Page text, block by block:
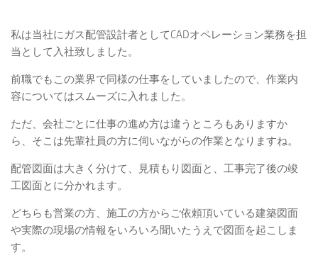
私は当社にガス配管設計者としてCADオペレーション業務を担
当として入社致しました。
前職でもこの業界で同様の仕事をしていましたので、作業内
容についてはスムーズに入れました。
ただ、会社ごとに仕事の進め方は違うところもありますか
ら、そこは先輩社員の方に伺いながらの作業となりますね。
配管図面は大きく分けて、見積もり図面と、工事完了後の竣
工図面とに分かれます。
どちらも営業の方、施工の方からご依頼頂いている建築図面
や実際の現場の情報をいろいろ聞いたうえで図面を起こしま
す。